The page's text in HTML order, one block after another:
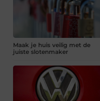
Maak je huis veilig met de
juiste slotenmaker